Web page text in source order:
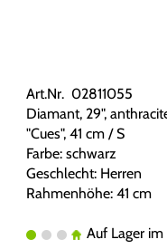
Art.Nr. 02811055
Diamant, 29",
"Cues", 41 cm / S
Farbe: schwarz
Geschlecht: Herren
Rahmenhöhe: 41 cm
Auf Lager im